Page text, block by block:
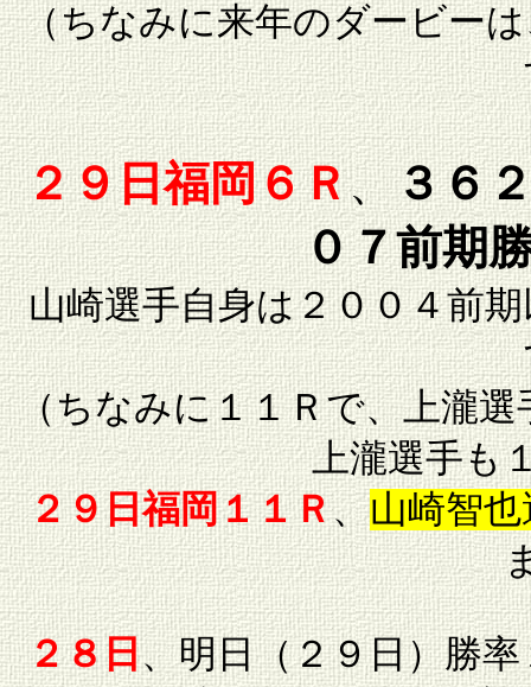
（ちなみに来年のダービー
２９日福岡６Ｒ、３６
０７前期
山崎選手自身は２００４前
（ちなみに１１Ｒで、上瀧
上瀧選手も
２９日福岡１１Ｒ、山崎智
２８日、明日（２９日）勝